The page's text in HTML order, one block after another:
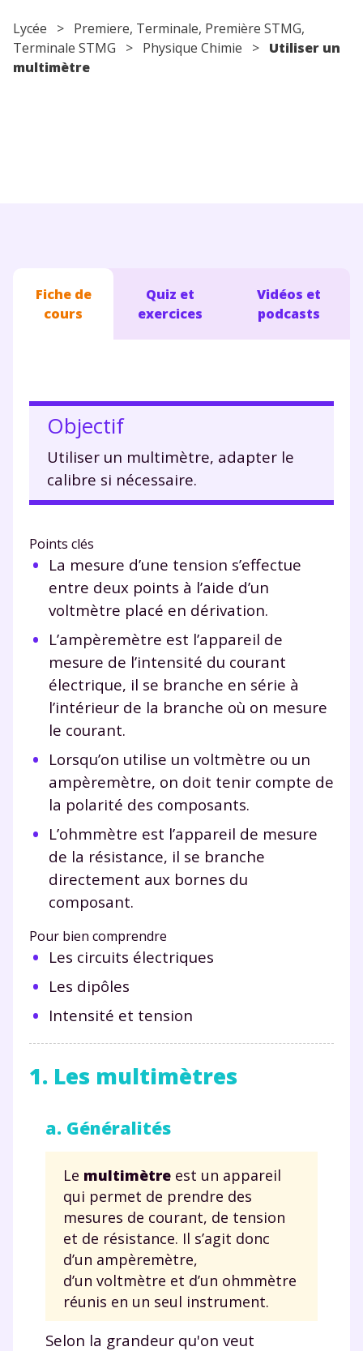
Lycée > Premiere, Terminale, Première STMG,
Terminale STMG > Physique Chimie > Utiliser un
multimètre
Fiche de
cours
Quiz et
exercices
Vidéos et
podcasts
Objectif
Utiliser un multimètre, adapter le
calibre si nécessaire.
Points clés
La mesure d’une tension s’effectue
entre deux points à l’aide d’un
voltmètre placé en dérivation.
L’ampèremètre est l’appareil de
mesure de l’intensité du courant
électrique, il se branche en série à
l’intérieur de la branche où on mesure
le courant.
Lorsqu’on utilise un voltmètre ou un
ampèremètre, on doit tenir compte de
la polarité des composants.
L’ohmmètre est l’appareil de mesure
de la résistance, il se branche
directement aux bornes du
composant.
Pour bien comprendre
Les circuits électriques
Les dipôles
Intensité et tension
1. Les multimètres
a. Généralités
Le multimètre est un appareil
qui permet de prendre des
mesures de courant, de tension
et de résistance. Il s’agit donc
d’un ampèremètre,
d’un voltmètre et d’un ohmmètre
réunis en un seul instrument.
Selon la grandeur qu'on veut